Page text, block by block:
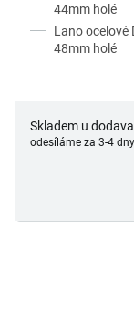
44mm holé
Lano ocelové
48mm holé
Skladem u
odesíláme za 3-4 dny